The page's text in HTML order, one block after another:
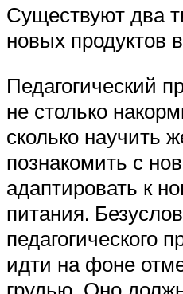
Существуют два
новых продуктов
Педагогический
не столько
сколько научить
познакомить с
адаптировать к
питания.
педагогического
идти на фоне